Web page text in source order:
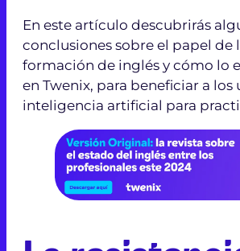
En este artículo descubrirás
conclusiones sobre el papel de
formación de inglés y cómo lo
en Twenix, para beneficiar a los
inteligencia artificial para